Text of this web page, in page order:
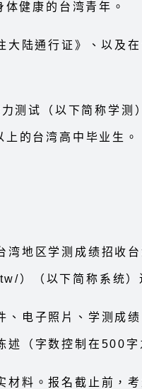
健康的台湾青年。
陆通行证》、以及
测试（以下简称学测
的台湾高中毕业生。
地区学测成绩招收
（以下简称系统）
电子照片、学测成
述（字数控制在500字
料。报名截止前，